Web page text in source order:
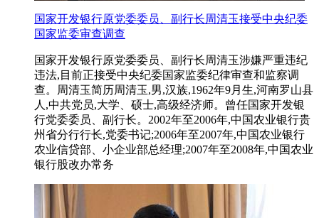
国家开发银行原党委委员、副行长周清玉接受中央纪委
国家监委审查调查
国家开发银行原党委委员、副行长周清玉涉嫌严重违纪
违法,目前正接受中央纪委国家监委纪律审查和监察调
查。周清玉简历周清玉,男,汉族,1962年9月生,河南罗山县
人,中共党员,大学、硕士,高级经济师。曾任国家开发银
行党委委员、副行长。2002年至2006年,中国农业银行贵
州省分行行长,党委书记;2006年至2007年,中国农业银行
农业信贷部、小企业部总经理;2007年至2008年,中国农业
银行股改办常务